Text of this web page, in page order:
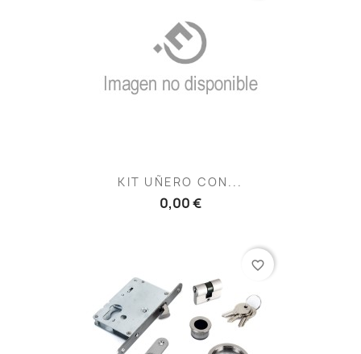
KIT UÑERO CON...
0,00 €
favorite_border